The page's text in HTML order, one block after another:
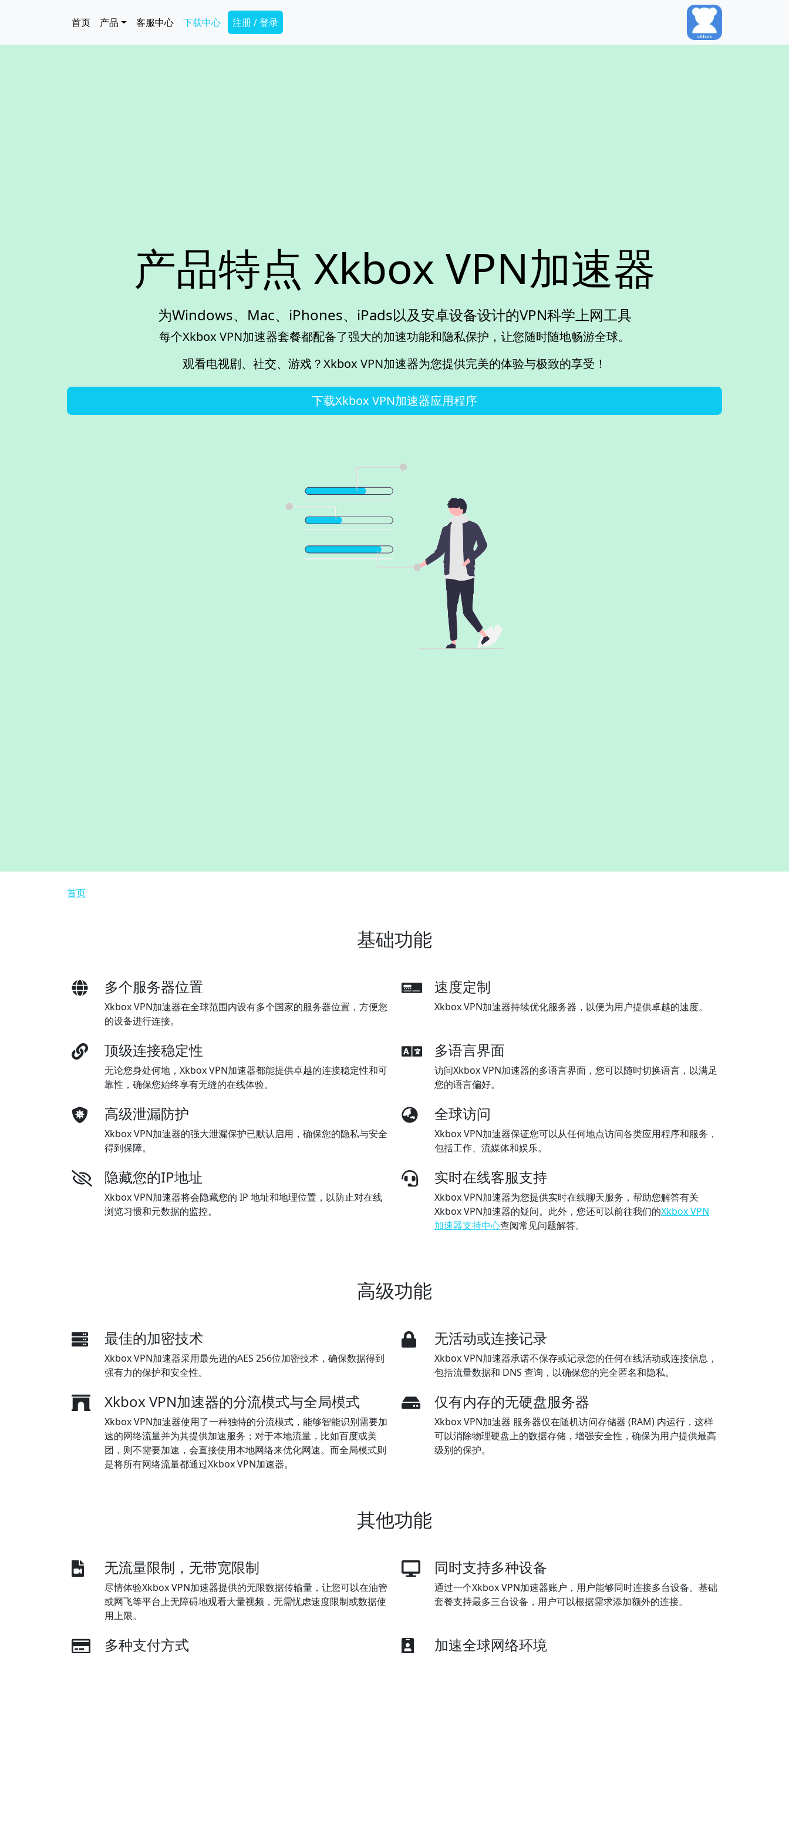
Main navigation
首页 产品 客服中心 下载中心 Secondary Menu
注册 / 登录
产品特点 Xkbox VPN加速器
为Windows、Mac、iPhones、iPads以及安卓设备设计的VPN科学上网工具
每个Xkbox VPN加速器套餐都配备了强大的加速功能和隐私保护，让您随时随地畅游全球。
观看电视剧、社交、游戏？Xkbox VPN加速器为您提供完美的体验与极致的享受！
下载Xkbox VPN加速器应用程序
面包屑
首页
基础功能
多个服务器位置
Xkbox VPN加速器在全球范围内设有多个国家的服务器位置，方便您
的设备进行连接。
速度定制
Xkbox VPN加速器持续优化服务器，以便为用户提供卓越的速度。
顶级连接稳定性
无论您身处何地，Xkbox VPN加速器都能提供卓越的连接稳定性和可
靠性，确保您始终享有无缝的在线体验。
多语言界面
访问Xkbox VPN加速器的多语言界面，您可以随时切换语言，以满足
您的语言偏好。
高级泄漏防护
Xkbox VPN加速器的强大泄漏保护已默认启用，确保您的隐私与安全
得到保障。
全球访问
Xkbox VPN加速器保证您可以从任何地点访问各类应用程序和服务，
包括工作、流媒体和娱乐。
隐藏您的IP地址
Xkbox VPN加速器将会隐藏您的 IP 地址和地理位置，以防止对在线
浏览习惯和元数据的监控。
实时在线客服支持
Xkbox VPN加速器为您提供实时在线聊天服务，帮助您解答有关
Xkbox VPN加速器的疑问。此外，您还可以前往我们的Xkbox VPN
加速器支持中心查阅常见问题解答。
高级功能
最佳的加密技术
Xkbox VPN加速器采用最先进的AES 256位加密技术，确保数据得到
强有力的保护和安全性。
无活动或连接记录
Xkbox VPN加速器承诺不保存或记录您的任何在线活动或连接信息，
包括流量数据和 DNS 查询，以确保您的完全匿名和隐私。
Xkbox VPN加速器的分流模式与全局模式
Xkbox VPN加速器使用了一种独特的分流模式，能够智能识别需要加
速的网络流量并为其提供加速服务；对于本地流量，比如百度或美
团，则不需要加速，会直接使用本地网络来优化网速。而全局模式则
是将所有网络流量都通过Xkbox VPN加速器。
仅有内存的无硬盘服务器
Xkbox VPN加速器 服务器仅在随机访问存储器 (RAM) 内运行，这样
可以消除物理硬盘上的数据存储，增强安全性，确保为用户提供最高
级别的保护。
其他功能
无流量限制，无带宽限制
尽情体验Xkbox VPN加速器提供的无限数据传输量，让您可以在油管
或网飞等平台上无障碍地观看大量视频，无需忧虑速度限制或数据使
用上限。
同时支持多种设备
通过一个Xkbox VPN加速器账户，用户能够同时连接多台设备。基础
套餐支持最多三台设备，用户可以根据需求添加额外的连接。
多种支付方式 加速全球网络环境